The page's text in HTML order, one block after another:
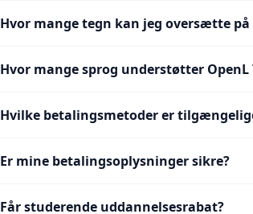
Hvor mange tegn kan jeg oversætte på
Hvor mange sprog understøtter OpenL
Hvilke betalingsmetoder er
Er mine betalingsoplysninger sikre?
Får studerende uddannelsesrabat?